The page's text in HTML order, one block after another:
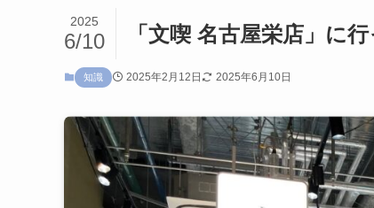
「文喫 名古屋栄店」に行
2025
6/10
知識 2025年2月12日 2025年6月10日